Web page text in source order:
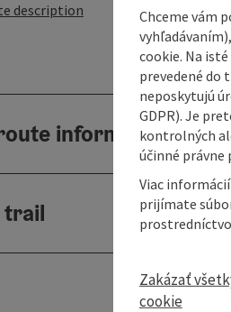
description
information
trail
Chceme vám
cookie. Na
prevedené do
neposkytujú
GDPR). Je
kontrolných
účinné právne
Viac
prijímate
Zakázať
cookie